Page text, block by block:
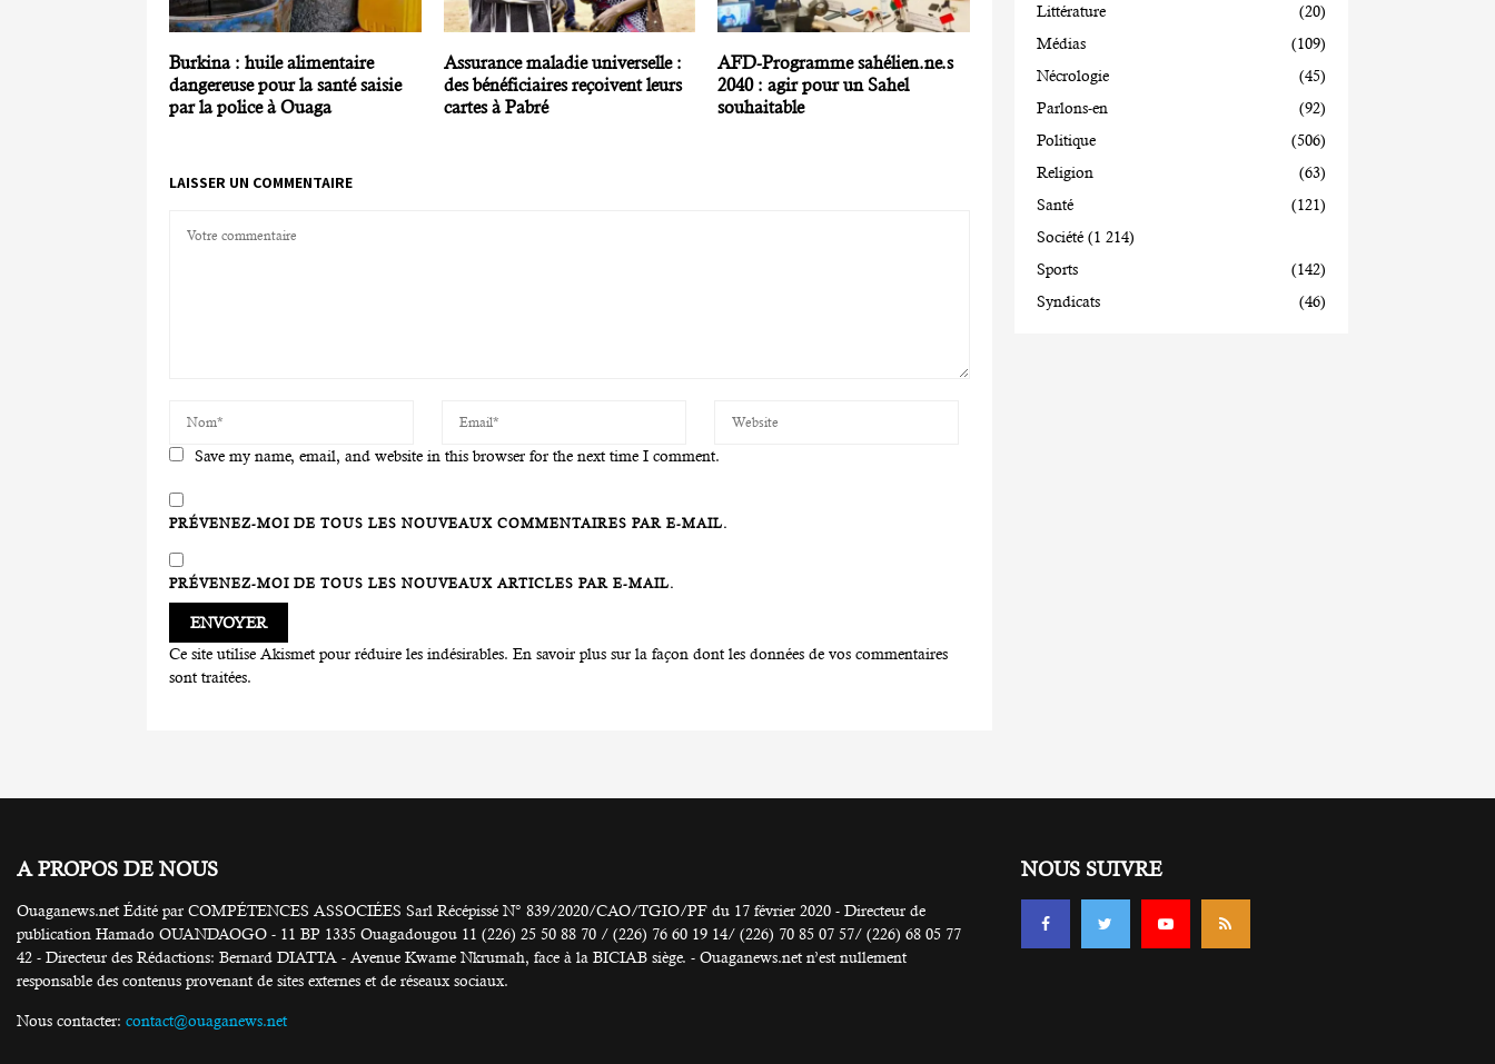
Burkina : huile alimentaire
dangereuse pour la santé saisie
par la police à Ouaga
Assurance maladie universelle :
des bénéficiaires reçoivent leurs
cartes à Pabré
AFD-Programme sahélien.ne.s
2040 : agir pour un Sahel
souhaitable
LAISSER UN COMMENTAIRE
Save my name, email, and website in this browser for the next time I comment.
PRÉVENEZ-MOI DE TOUS LES NOUVEAUX COMMENTAIRES PAR E-MAIL.
PRÉVENEZ-MOI DE TOUS LES NOUVEAUX ARTICLES PAR E-MAIL.
Ce site utilise Akismet pour réduire les indésirables. En savoir plus sur la façon dont les données de vos commentaires
sont traitées.
Littérature
(20)
Médias
(109)
Nécrologie
(45)
Parlons-en
(92)
Politique
(506)
Religion
(63)
Santé
(121)
Société (1 214)
Sports
(142)
Syndicats
(46)
A PROPOS DE NOUS
Ouaganews.net Édité par COMPÉTENCES ASSOCIÉES Sarl Récépissé N° 839/2020/CAO/TGIO/PF du 17 février 2020 - Directeur de
publication Hamado OUANDAOGO - 11 BP 1335 Ouagadougou 11 (226) 25 50 88 70 / (226) 76 60 19 14/ (226) 70 85 07 57/ (226) 68 05 77
42 - Directeur des Rédactions: Bernard DIATTA - Avenue Kwame Nkrumah, face à la BICIAB siège. - Ouaganews.net n’est nullement
responsable des contenus provenant de sites externes et de réseaux sociaux.
Nous contacter: contact@ouaganews.net
NOUS SUIVRE